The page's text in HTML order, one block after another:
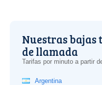
Nuestras
de llamada
Tarifas por minuto a partir
Argentina